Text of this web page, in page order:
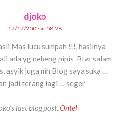
djoko
12/12/2007 at 08:28
Mas lucu sumpah !!!, hasilnya
ada yg nebeng pipis. Btw, salam
asyik juga nih Blog saya suka …
jadi terang lagi … seger
last blog post..Ontel